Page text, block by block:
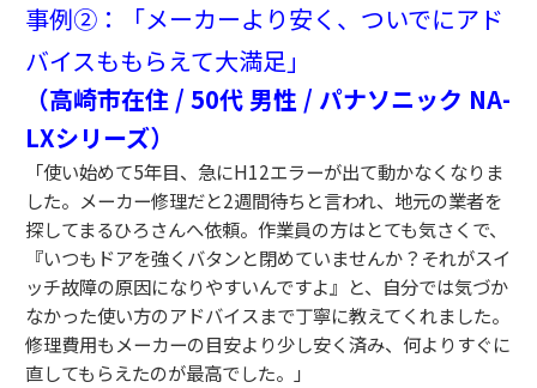
事例②：「メーカーより安く、ついでにアド
バイスももらえて大満足」
（高崎市在住 / 50代 男性 / パナソニック NA-
LXシリーズ）
「使い始めて5年目、急にH12エラーが出て動かなくなりま
した。メーカー修理だと2週間待ちと言われ、地元の業者を
探してまるひろさんへ依頼。作業員の方はとても気さくで、
『いつもドアを強くバタンと閉めていませんか？それがスイ
ッチ故障の原因になりやすいんですよ』と、自分では気づか
なかった使い方のアドバイスまで丁寧に教えてくれました。
修理費用もメーカーの目安より少し安く済み、何よりすぐに
直してもらえたのが最高でした。」